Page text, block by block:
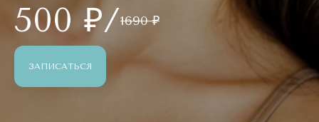
500 ₽/1690 ₽
ЗАПИСАТЬСЯ